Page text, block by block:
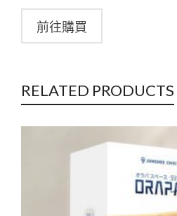
前往購買
RELATED PRODUCTS